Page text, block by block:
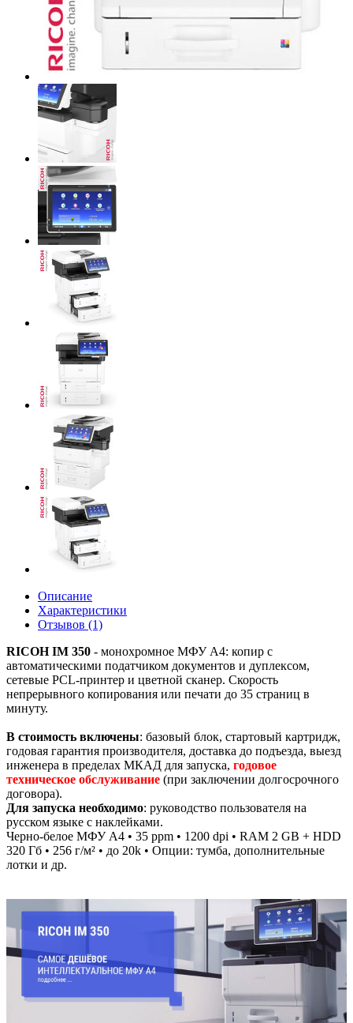
Описание
Характеристики
Отзывов (1)
RICOH IM 350 - монохромное МФУ A4: копир с
автоматическими податчиком документов и дуплексом,
сетевые PCL-принтер и цветной сканер. Cкорость
непрерывного копирования или печати до 35 страниц в
минуту.
В стоимость включены: базовый блок, стартовый картридж,
годовая гарантия производителя, доставка до подъезда, выезд
инженера в пределах МКАД для запуска, годовое
техническое обслуживание (при заключении долгосрочного
договора).
Для запуска необходимо: руководство пользователя на
русском языке с наклейками.
Черно-белое МФУ А4 • 35 ppm • 1200 dpi • RAM 2 GB + HDD
320 Гб • 256 г/м² • до 20k • Опции: тумба, дополнительные
лотки и др.